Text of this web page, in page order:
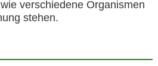
verschiedene Organismen
stehen.